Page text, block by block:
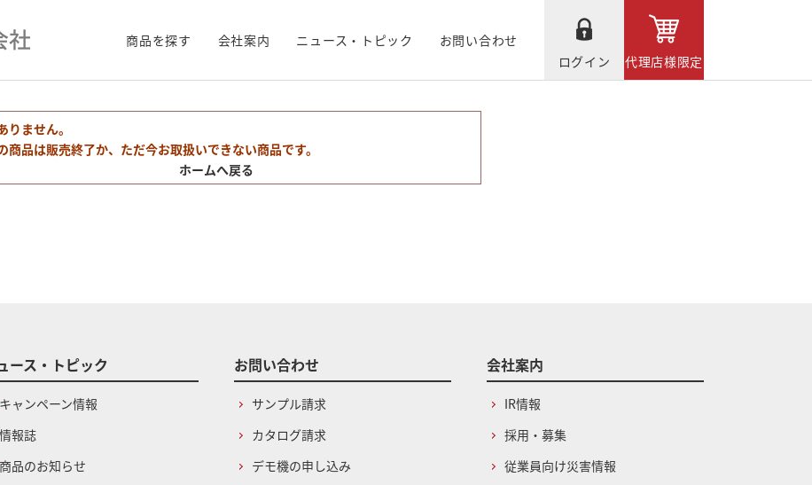
商品を探す 会社案内 ニュース・トピック
お問い合わせ
ログイン
代理店様限定
りません。
商品は販売終了か、ただ今お取扱いできない商品です。
ホームへ戻る
ース・トピック
キャンペーン情報
情報誌
商品のお知らせ
お問い合わせ
サンプル請求
カタログ請求
デモ機の申し込み
会社案内
IR情報
採用・募集
従業員向け災害情報